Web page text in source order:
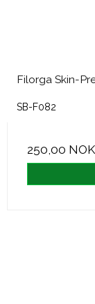
Filorga Skin-
SB-F082
250,00 NOK